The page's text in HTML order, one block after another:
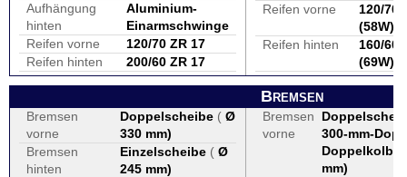
Aufhängung
hinten
Aluminium-
Einarmschwinge
Reifen vorne
120/70 ZR 17
Reifen hinten
200/60 ZR 17
Reifen vorne
120/
(58W)
Reifen hinten
160/
(69W)
Bremsen
Bremsen
vorne
Doppelscheibe ( Ø
330 mm)
Bremsen
hinten
Einzelscheibe ( Ø
245 mm)
Bremsen
vorne
300-mm-
mm)